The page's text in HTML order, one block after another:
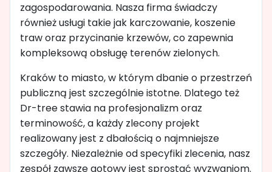
zagospodarowania. Nasza firma świadczy
również usługi takie jak karczowanie, koszenie
traw oraz przycinanie krzewów, co zapewnia
kompleksową obsługę terenów zielonych.
Kraków to miasto, w którym dbanie o przestrzeń
publiczną jest szczególnie istotne. Dlatego też
Dr-tree stawia na profesjonalizm oraz
terminowość, a każdy zlecony projekt
realizowany jest z dbałością o najmniejsze
szczegóły. Niezależnie od specyfiki zlecenia, nasz
zespół zawsze gotowy jest sprostać wyzwaniom.